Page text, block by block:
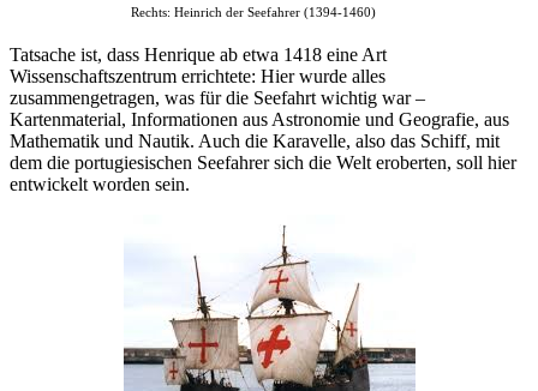
Rechts: Heinrich der Seefahrer (1394-1460)
Tatsache ist, dass Henrique ab etwa 1418 eine Art
Wissenschaftszentrum errichtete: Hier wurde alles
zusammengetragen, was für die Seefahrt wichtig war –
Kartenmaterial, Informationen aus Astronomie und Geografie, aus
Mathematik und Nautik. Auch die Karavelle, also das Schiff, mit
dem die portugiesischen Seefahrer sich die Welt eroberten, soll hier
entwickelt worden sein.